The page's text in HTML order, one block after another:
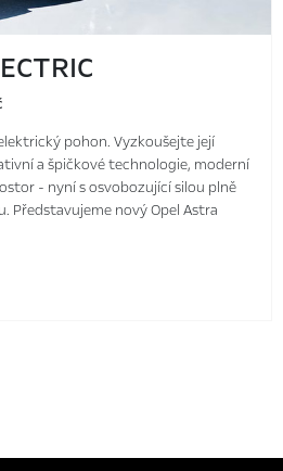
pohon. Vyzkoušejte její
a špičkové technologie, moderní
- nyní s osvobozující silou plně
Představujeme nový Opel Astra